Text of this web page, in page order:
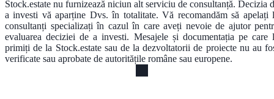
Stock.estate nu furnizează niciun alt serviciu de consultanță. Decizia
a investi vă aparține Dvs. în totalitate. Vă recomandăm să apelați
consultanți specializați în cazul în care aveți nevoie de ajutor
evaluarea deciziei de a investi. Mesajele și documentația pe care
primiți de la Stock.estate sau de la dezvoltatorii de proiecte nu au
verificate sau aprobate de autoritățile române sau europene.